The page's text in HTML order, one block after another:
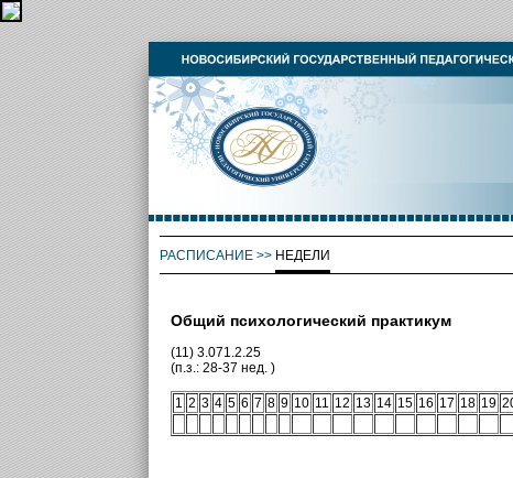
РАСПИСАНИЕ>> НЕДЕЛИ
Общий психологический практикум
(11) 3.071.2.25
(п.з.: 28-37 нед. )
1 2 3 4 5 6 7 8 9 10 11 12 13 14 15 16 17 18 19